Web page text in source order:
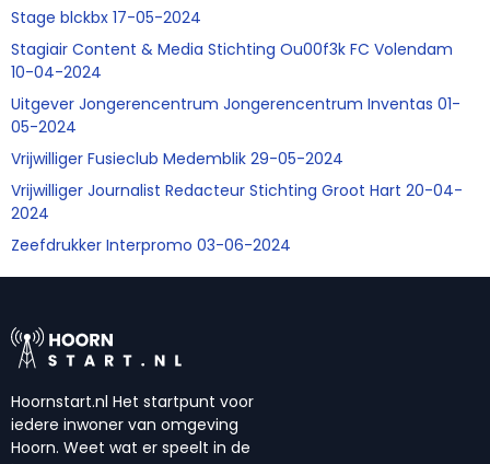
Stage blckbx 17-05-2024
Stagiair Content & Media Stichting Ou00f3k FC Volendam
10-04-2024
Uitgever Jongerencentrum Jongerencentrum Inventas 01-
05-2024
Vrijwilliger Fusieclub Medemblik 29-05-2024
Vrijwilliger Journalist Redacteur Stichting Groot Hart 20-04-
2024
Zeefdrukker Interpromo 03-06-2024
Hoornstart.nl Het startpunt voor
iedere inwoner van omgeving
Hoorn. Weet wat er speelt in de